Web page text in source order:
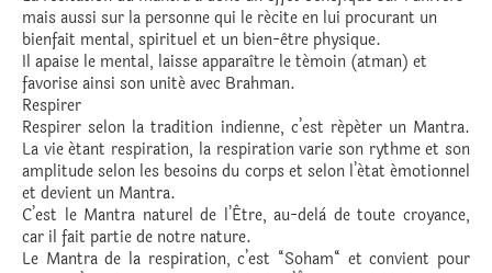
mais aussi sur la personne qui le récite en lui procurant un
bienfait mental, spirituel et un bien-être physique.
Il apaise le mental, laisse apparaître le témoin (atman) et
favorise ainsi son unité avec Brahman.
Respirer
Respirer selon la tradition indienne, c’est répéter un Mantra.
La vie étant respiration, la respiration varie son rythme et son
amplitude selon les besoins du corps et selon l’état émotionnel
et devient un Mantra.
C’est le Mantra naturel de l’Être, au-delà de toute croyance,
car il fait partie de notre nature.
Le Mantra de la respiration, c’est “Soham“ et convient pour